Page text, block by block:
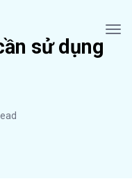
sử dụng